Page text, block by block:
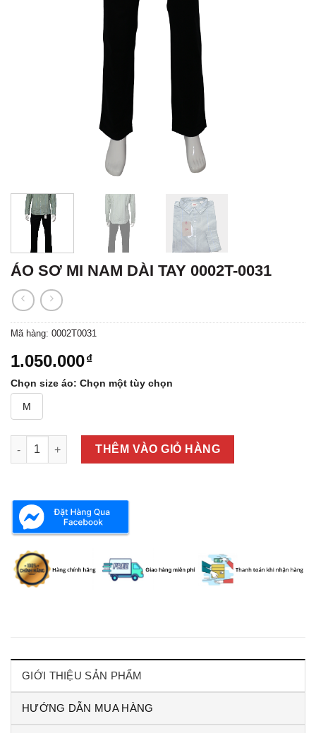
ÁO SƠ MI NAM DÀI TAY 0002T-0031
Mã hàng: 0002T0031
1.050.000₫
Chọn size áo: Chọn một tùy chọn
M
ÁO SƠ MI NAM DÀI TAY 0002T-0031 số lượng
THÊM VÀO GIỎ HÀNG
GIỚI THIỆU SẢN PHẨM
HƯỚNG DẪN MUA HÀNG